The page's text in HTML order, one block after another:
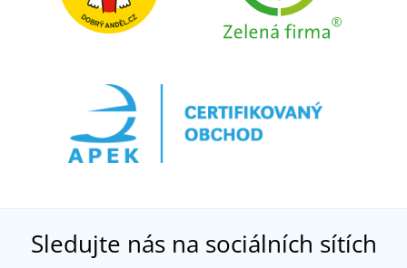
Sledujte nás na sociálních sítích